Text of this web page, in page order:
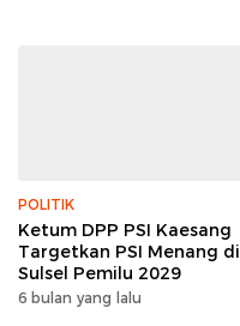
POLITIK
Ketum DPP PSI Kaesang
Targetkan PSI Menang di
Sulsel Pemilu 2029
6 bulan yang lalu